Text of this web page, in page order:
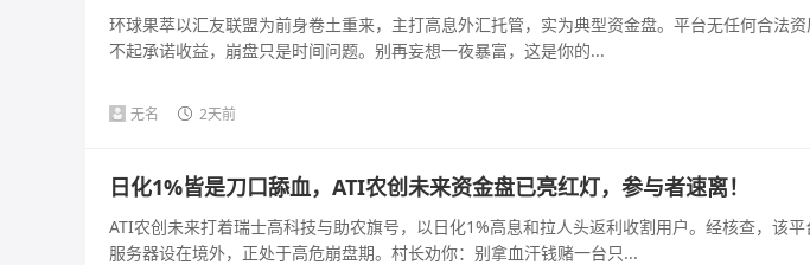
环球果萃以汇友联盟为前身卷土重来，主打高息外汇托管，实为典型资金盘。平台无任何合法
不起承诺收益，崩盘只是时间问题。别再妄想一夜暴富，这是你的...
无名 2天前
日化1%皆是刀口舔血，ATI农创未来资金盘已亮红灯，参与者速离！
ATI农创未来打着瑞士高科技与助农旗号，以日化1%高息和拉人头返利收割用户。经核查，该平
服务器设在境外，正处于高危崩盘期。村长劝你：别拿血汗钱赌一台只...